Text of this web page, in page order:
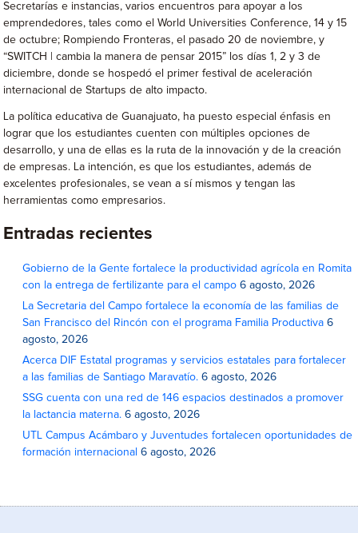
Secretarías e instancias, varios encuentros para apoyar a los
emprendedores, tales como el World Universities Conference, 14 y 15
de octubre; Rompiendo Fronteras, el pasado 20 de noviembre, y
“SWITCH | cambia la manera de pensar 2015” los días 1, 2 y 3 de
diciembre, donde se hospedó el primer festival de aceleración
internacional de Startups de alto impacto.
La política educativa de Guanajuato, ha puesto especial énfasis en
lograr que los estudiantes cuenten con múltiples opciones de
desarrollo, y una de ellas es la ruta de la innovación y de la creación
de empresas. La intención, es que los estudiantes, además de
excelentes profesionales, se vean a sí mismos y tengan las
herramientas como empresarios.
Entradas recientes
Gobierno de la Gente fortalece la productividad agrícola en Romita
con la entrega de fertilizante para el campo 6 agosto, 2026
La Secretaria del Campo fortalece la economía de las familias de
San Francisco del Rincón con el programa Familia Productiva 6
agosto, 2026
Acerca DIF Estatal programas y servicios estatales para fortalecer
a las familias de Santiago Maravatío. 6 agosto, 2026
SSG cuenta con una red de 146 espacios destinados a promover
la lactancia materna. 6 agosto, 2026
UTL Campus Acámbaro y Juventudes fortalecen oportunidades de
formación internacional 6 agosto, 2026